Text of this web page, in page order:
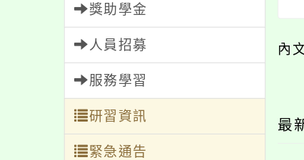
獎助學金
人員招募
服務學習
研習資訊
緊急通告
內
最